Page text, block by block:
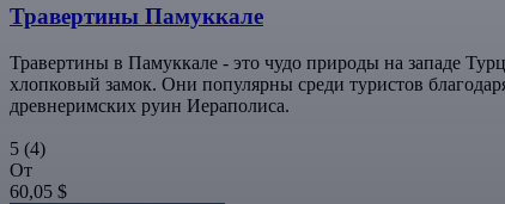
Травертины Памуккале
Травертины в Памуккале - это чудо природы на западе
хлопковый замок. Они популярны среди туристов
древнеримских руин Иераполиса.
5 (4)
От
60,05 $